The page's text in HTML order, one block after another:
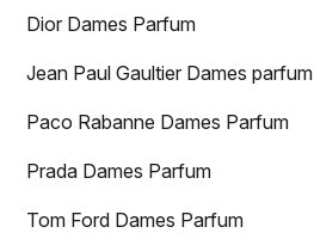
Dior Dames Parfum
Jean Paul Gaultier Dames parfum
Paco Rabanne Dames Parfum
Prada Dames Parfum
Tom Ford Dames Parfum